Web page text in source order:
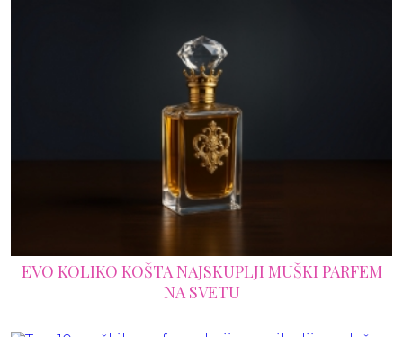
EVO KOLIKO KOŠTA NAJSKUPLJI MUŠKI PARFEM
NA SVETU